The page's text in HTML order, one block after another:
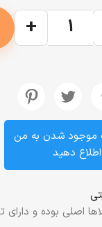
+
موجود شدن به من
اطلاع دهید
اصلی بوده و